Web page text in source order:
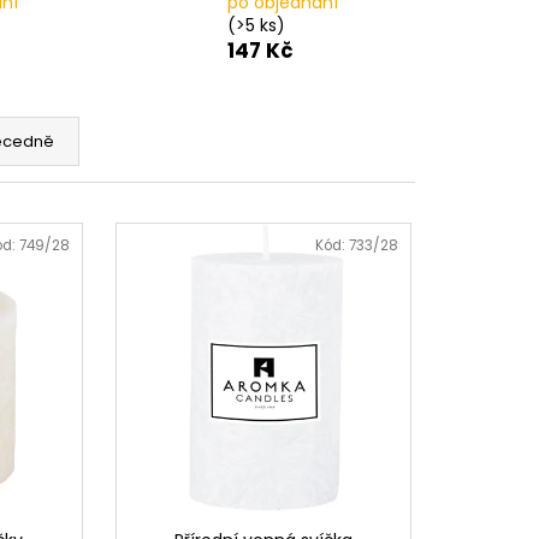
(>5 ks)
147 Kč
749/28 Kód: 733/28